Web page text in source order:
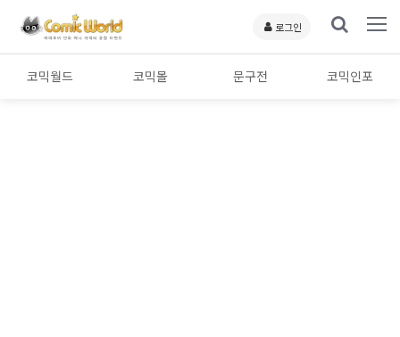
로그인
코믹월드 코믹몰 문구전 코믹인포